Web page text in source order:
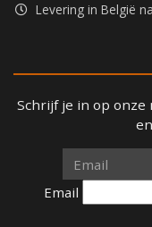
Levering in België
Schrijf je in op
Email